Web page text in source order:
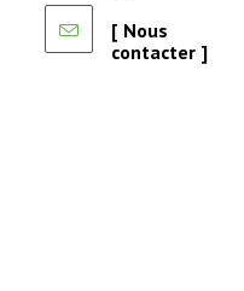
[ Nous
contacter ]